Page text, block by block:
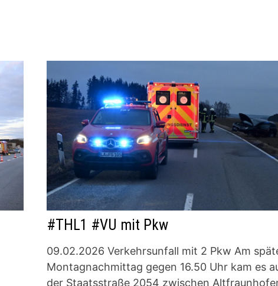
#THL1 #VU mit Pkw
09.02.2026 Verkehrsunfall mit 2 Pkw Am
Montagnachmittag gegen 16.50 Uhr kam es
der Staatsstraße 2054 zwischen